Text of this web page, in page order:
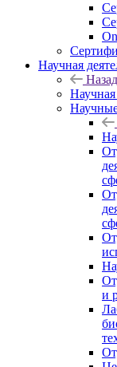
Научная
Назад
Научная
и